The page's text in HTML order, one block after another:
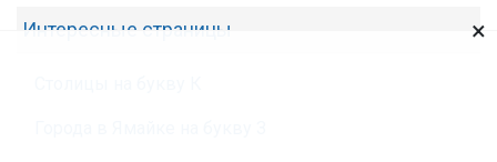
Интересные страницы ×